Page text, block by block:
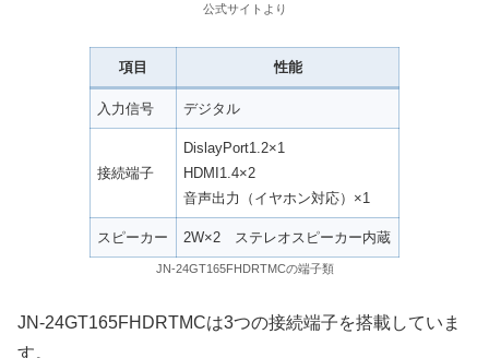
公式サイトより
項目 性能
入力信号 デジタル
接続端子
DislayPort1.2×1
HDMI1.4×2
音声出力（イヤホン対応）×1
スピーカー 2W×2 ステレオスピーカー内蔵
JN-24GT165FHDRTMCの端子類
JN-24GT165FHDRTMCは3つの接続端子を搭載していま
す。